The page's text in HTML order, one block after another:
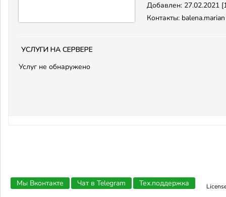
Добавлен: 27.02.2021
Контакты: balena.marian
Услуги на сервере
Услуг не обнаружено
Мы Вконтакте Чат в Telegram Тех.поддержка